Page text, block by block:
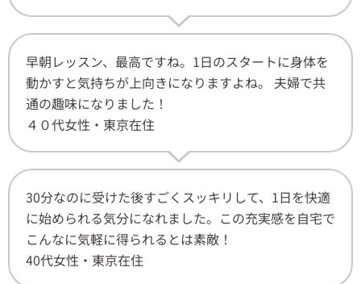
早朝レッスン、最高ですね。1日のスタートに身体を
動かすと気持ちが上向きになりますよね。 夫婦で共
通の趣味になりました！
４０代女性・東京在住
30分なのに受けた後すごくスッキリして、1日を快適
に始められる気分になれました。この充実感を自宅で
こんなに気軽に得られるとは素敵！
40代女性・東京在住